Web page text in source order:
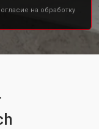
на обработку